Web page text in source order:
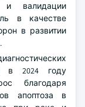
и валидации
в качестве
в развитии
в 2024 году
благодаря
апоптоза в